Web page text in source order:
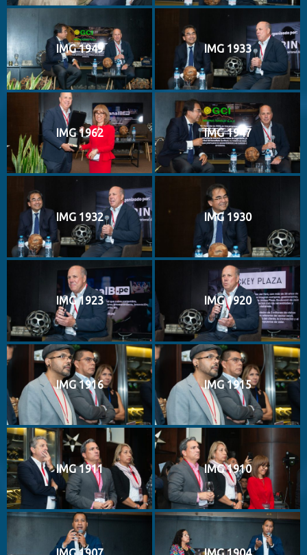
IMG 1949 IMG 1933
IMG 1962 IMG 1947
IMG 1932 IMG 1930
IMG 1923 IMG 1920
IMG 1916 IMG 1915
IMG 1911 IMG 1910